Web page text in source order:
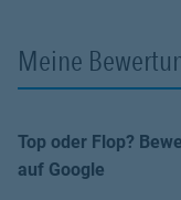
Ich geb Ihnen mein
Meine
Top oder Flop?
auf Google